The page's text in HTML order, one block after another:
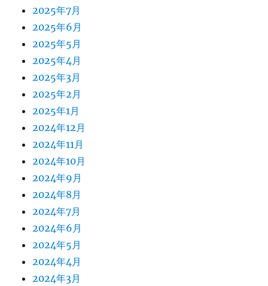
2025年7月
2025年6月
2025年5月
2025年4月
2025年3月
2025年2月
2025年1月
2024年12月
2024年11月
2024年10月
2024年9月
2024年8月
2024年7月
2024年6月
2024年5月
2024年4月
2024年3月